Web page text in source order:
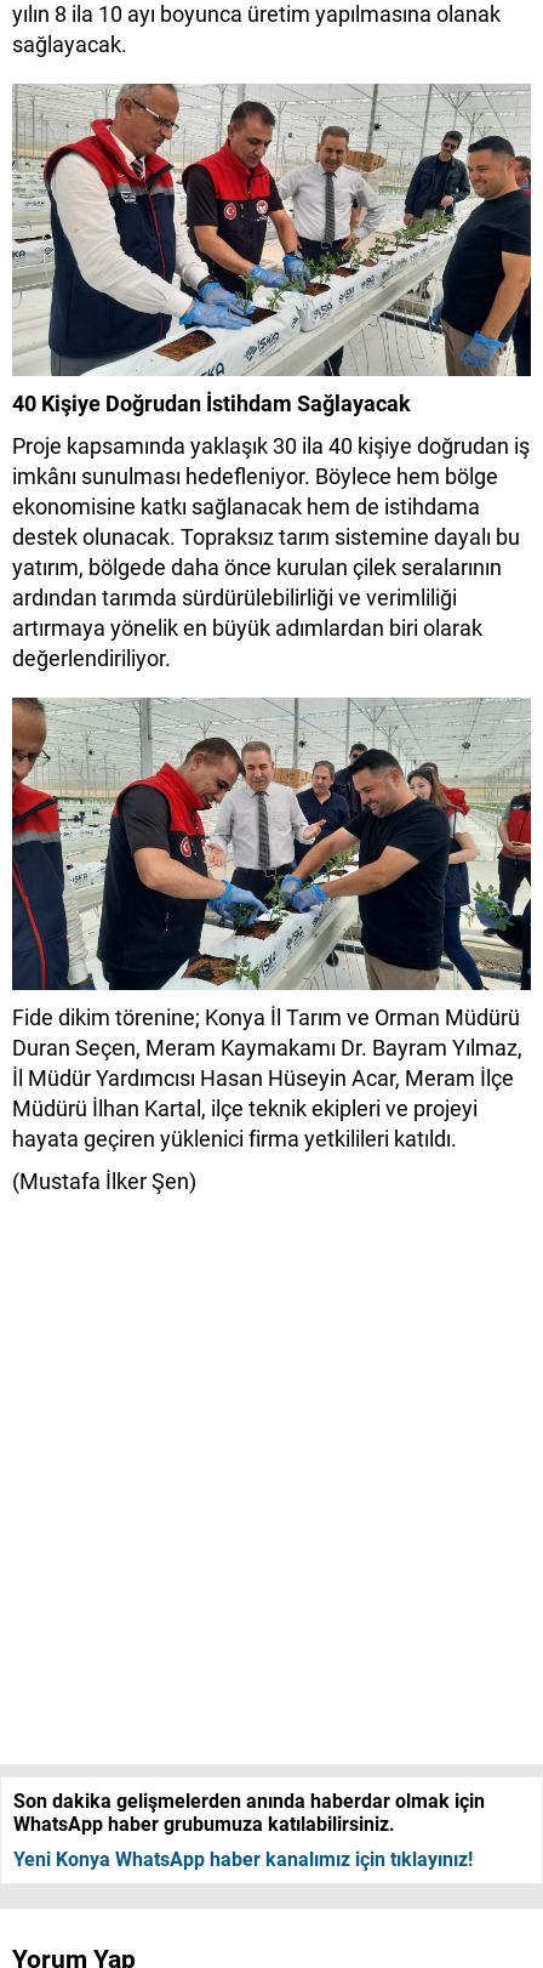
yılın 8 ila 10 ayı boyunca üretim yapılmasına olanak
sağlayacak.
40 Kişiye Doğrudan İstihdam Sağlayacak
Proje kapsamında yaklaşık 30 ila 40 kişiye doğrudan iş
imkânı sunulması hedefleniyor. Böylece hem bölge
ekonomisine katkı sağlanacak hem de istihdama
destek olunacak. Topraksız tarım sistemine dayalı bu
yatırım, bölgede daha önce kurulan çilek seralarının
ardından tarımda sürdürülebilirliği ve verimliliği
artırmaya yönelik en büyük adımlardan biri olarak
değerlendiriliyor.
Fide dikim törenine; Konya İl Tarım ve Orman Müdürü
Duran Seçen, Meram Kaymakamı Dr. Bayram Yılmaz,
İl Müdür Yardımcısı Hasan Hüseyin Acar, Meram İlçe
Müdürü İlhan Kartal, ilçe teknik ekipleri ve projeyi
hayata geçiren yüklenici firma yetkilileri katıldı.
(Mustafa İlker Şen)
Son dakika gelişmelerden anında haberdar olmak için
WhatsApp haber grubumuza katılabilirsiniz.
Yeni Konya WhatsApp haber kanalımız için tıklayınız!
Yorum Yap